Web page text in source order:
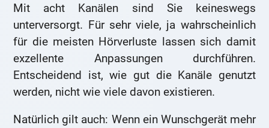
Mit acht Kanälen sind Sie keineswegs
unterversorgt. Für sehr viele, ja wahrscheinlich
für die meisten Hörverluste lassen sich damit
exzellente Anpassungen durchführen.
Entscheidend ist, wie gut die Kanäle genutzt
werden, nicht wie viele davon existieren.
Natürlich gilt auch: Wenn ein Wunschgerät mehr